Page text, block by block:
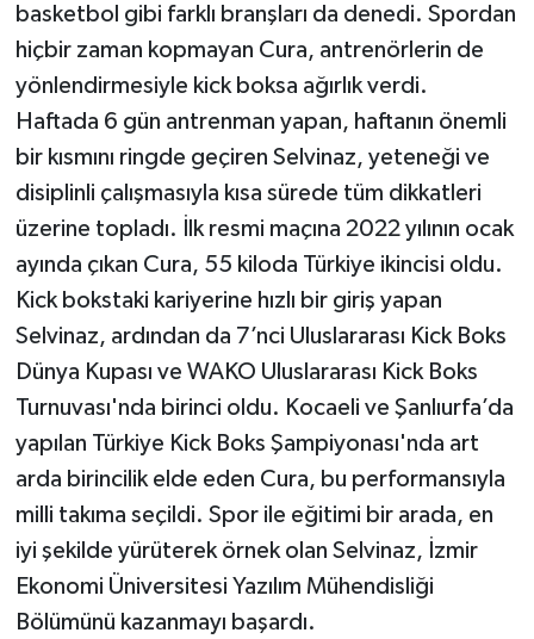
basketbol gibi farklı branşları da denedi. Spordan
hiçbir zaman kopmayan Cura, antrenörlerin de
yönlendirmesiyle kick boksa ağırlık verdi.
Haftada 6 gün antrenman yapan, haftanın önemli
bir kısmını ringde geçiren Selvinaz, yeteneği ve
disiplinli çalışmasıyla kısa sürede tüm dikkatleri
üzerine topladı. İlk resmi maçına 2022 yılının ocak
ayında çıkan Cura, 55 kiloda Türkiye ikincisi oldu.
Kick bokstaki kariyerine hızlı bir giriş yapan
Selvinaz, ardından da 7’nci Uluslararası Kick Boks
Dünya Kupası ve WAKO Uluslararası Kick Boks
Turnuvası'nda birinci oldu. Kocaeli ve Şanlıurfa’da
yapılan Türkiye Kick Boks Şampiyonası'nda art
arda birincilik elde eden Cura, bu performansıyla
milli takıma seçildi. Spor ile eğitimi bir arada, en
iyi şekilde yürüterek örnek olan Selvinaz, İzmir
Ekonomi Üniversitesi Yazılım Mühendisliği
Bölümünü kazanmayı başardı.